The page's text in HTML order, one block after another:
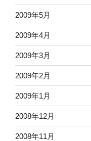
2009年5月
2009年4月
2009年3月
2009年2月
2009年1月
2008年12月
2008年11月